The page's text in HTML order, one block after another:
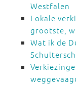
Westfalen
Lokale
grootste,
Wat ik de